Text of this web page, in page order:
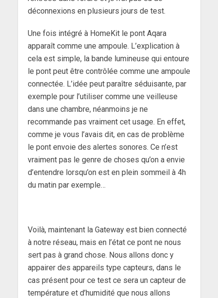
déconnexions en plusieurs jours de test.
Une fois intégré à HomeKit le pont Aqara
apparaît comme une ampoule. L’explication à
cela est simple, la bande lumineuse qui entoure
le pont peut être contrôlée comme une ampoule
connectée. L’idée peut paraître séduisante, par
exemple pour l’utiliser comme une veilleuse
dans une chambre, néanmoins je ne
recommande pas vraiment cet usage. En effet,
comme je vous l’avais dit, en cas de problème
le pont envoie des alertes sonores. Ce n’est
vraiment pas le genre de choses qu’on a envie
d’entendre lorsqu’on est en plein sommeil à 4h
du matin par exemple…
Voilà, maintenant la Gateway est bien connecté
à notre réseau, mais en l’état ce pont ne nous
sert pas à grand chose. Nous allons donc y
appairer des appareils type capteurs, dans le
cas présent pour ce test ce sera un capteur de
température et d’humidité que nous allons